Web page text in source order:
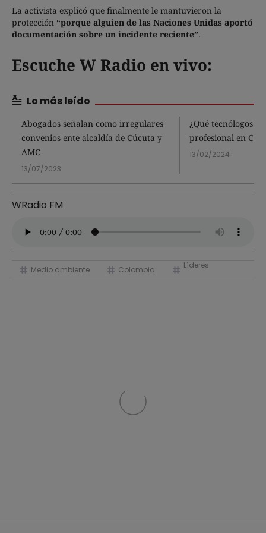
La activista explicó que finalmente le mantuvieron la
protección “porque alguien de las Naciones Unidas aportó
documentación sobre un incidente reciente”.
Escuche W Radio en vivo:
Lo más leído
Abogados señalan como irregulares
convenios ente alcaldía de Cúcuta y
AMC
13/07/2023
¿Qué tecnólogos
profesional en
13/02/2024
WRadio FM
Medio ambiente Colombia Líderes